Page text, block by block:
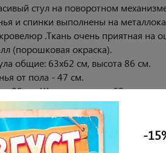
стул на поворотном
и спинки выполнены на
.Ткань очень приятная на
(порошковая окраска).
общие: 63х62 см, высота 86 см.
от пола - 47 см.
см. Ширина спинки: 62 см.
сиденья:50х50 см.
нагрузка 120 кг.
сборки.
-